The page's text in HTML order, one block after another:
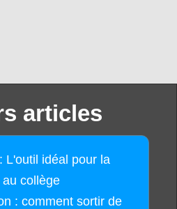
articles
L'outil idéal pour la
collège
: comment sortir de